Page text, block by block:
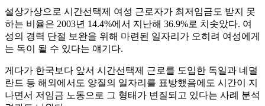
설상가상으로 시간선택제 여성 근로자가 최저임금도 받지 못
하는 비율은 2003년 14.4%에서 지난해 36.9%로 치솟았다. 여
성의 경력 단절 보완을 위해 마련된 일자리가 오히려 여성에게
는 독이 될 수 있다는 얘기다.
게다가 한국보다 앞서 시간선택제 근로를 도입한 독일과 네덜
란드 등 해외에서도 양질의 일자리를 표방했음에도 시간이 지
나면서 저임금 노동으로 그 형태가 변질되고 있다는 사례 분석